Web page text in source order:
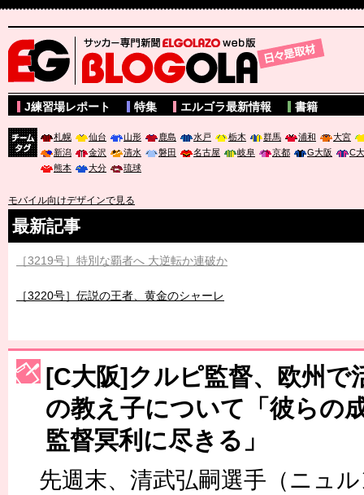
サッカー専門新聞ELGOLAZO web版 BLOGOLA
J練習場レポート 特集 エルゴラ最新情報 書籍
札幌 仙台 山形 鹿島 水戸 栃木 群馬 浦和
大宮
新潟
金沢 清水 磐田 名古屋 岐阜 京都 G大阪
C
熊本
大分 琉球
モバイル向けデザインで見る
最新記事
［3219号］特別な覇者へ 大逆転か連破か
［3220号］伝説の王者、黄金のシャーレ
［3230号］世界一への夢は終わらない
［3223号］一丸。日本出陣
［3222号］史上最大のW杯開幕 注目は「個」
長谷川 アーリアジャスールさんがシンポジウム「気候変動から命
[C大阪]クルピ監督、欧州で
の教え子について「彼らの
監督冥利に尽きる」
先週末、清武弘嗣選手（ニュ